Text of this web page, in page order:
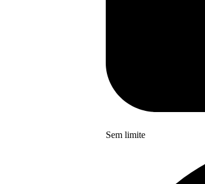
Sem limite